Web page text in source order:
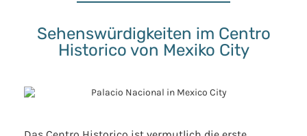
Sehenswürdigkeiten im Centro
Historico von Mexiko City